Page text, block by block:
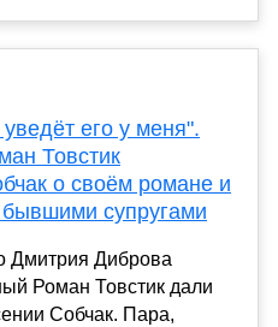
его у меня".
Товстик
о своём романе и
супругами
Дмитрия Диброва
Роман Товстик дали
Собчак. Пара,